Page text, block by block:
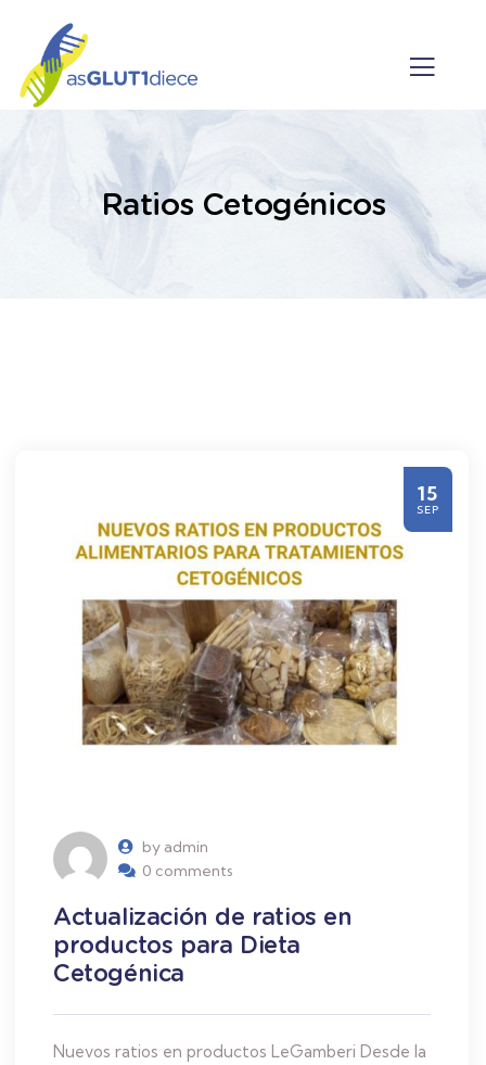
Ratios Cetogénicos
by admin
0 comments
Actualización de ratios en
productos para Dieta
Cetogénica
Nuevos ratios en productos LeGamberi Desde la
15
SEP